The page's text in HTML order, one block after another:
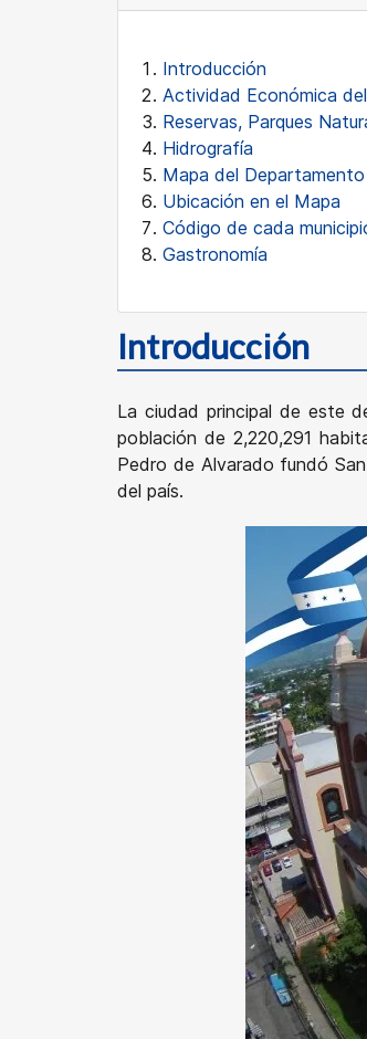
Introducción
Actividad Económica
Reservas, Parques
Hidrografía
Mapa del
Ubicación en el Mapa
Código de cada
Gastronomía
Introducción
La ciudad principal de este
población de 2,220,291
Pedro de Alvarado fundó
del país.